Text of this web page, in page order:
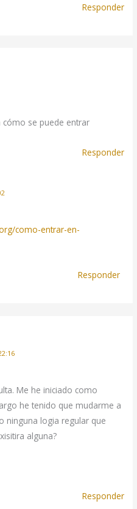
Responder
se puede entrar
Responder
como-entrar-en-
Responder
Me he iniciado como
he tenido que mudarme a
ninguna logia regular que
alguna?
Responder